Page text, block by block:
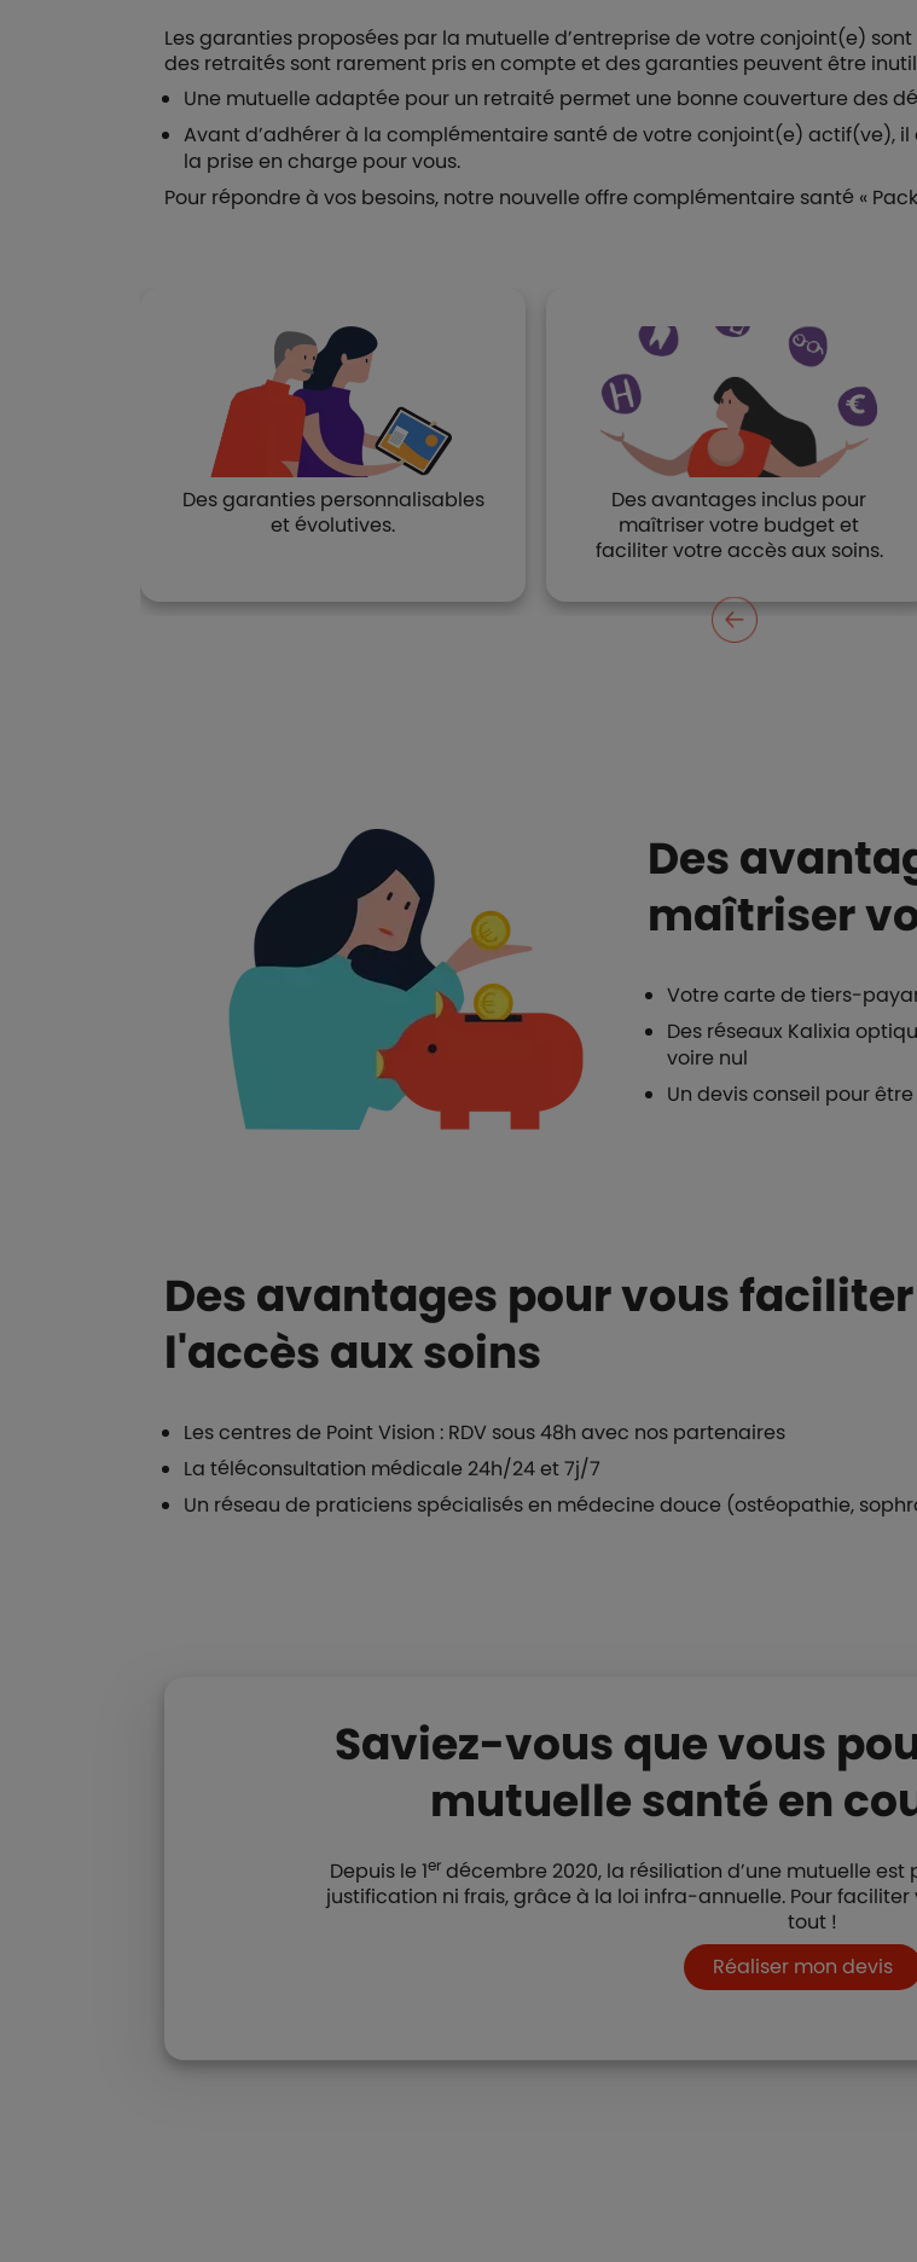
Les garanties proposées par la mutuelle d’entreprise de votre conjoint(e)
des retraités sont rarement pris en compte et des garanties peuvent être
Une mutuelle adaptée pour un retraité permet une bonne couverture des
Avant d’adhérer à la complémentaire santé de votre conjoint(e) actif(ve),
la prise en charge pour vous.
Pour répondre à vos besoins, notre nouvelle offre complémentaire santé «
Des garanties personnalisables
et évolutives.
Des avantages inclus pour
maîtriser votre budget et
faciliter votre accès aux soins.
Des
maîtriser
Votre carte de tiers-
Des réseaux Kalixia
voire nul
Un devis conseil pour
Des avantages pour vous faciliter
l'accès aux soins
Les centres de Point Vision : RDV sous 48h avec nos partenaires
La téléconsultation médicale 24h/24 et 7j/7
Un réseau de praticiens spécialisés en médecine douce (ostéopathie,
Saviez-vous que vous
mutuelle santé en
Depuis le 1er décembre 2020, la résiliation d’une mutuelle est
justification ni frais, grâce à la loi infra-annuelle. Pour
tout !
Boutons et liens
Réaliser mon devis